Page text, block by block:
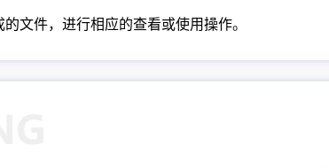
文件，进行相应的查看或使用操作。